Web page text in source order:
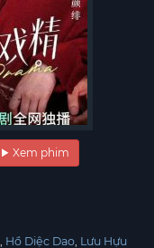
Xem phim
Hồ Diệc Dao Lưu Hựu